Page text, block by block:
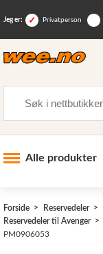
Jeg er: Privatperson
Alle produkter
Skogsutstyr
Forside Reservedeler
Reservedeler til Avenger
PM0906053